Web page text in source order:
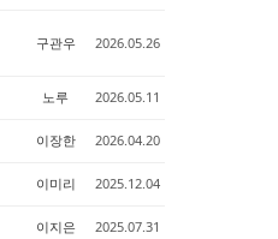
구관우 2026.05.26
노루 2026.05.11
이장한 2026.04.20
이미리 2025.12.04
이지은 2025.07.31